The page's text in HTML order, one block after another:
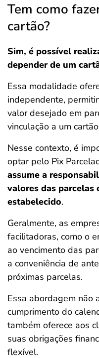
Tem como
cartão?
Sim, é possível
depender de um
Essa modalidade
independente,
valor desejado em
vinculação a um
Nesse contexto, é
optar pelo Pix
assume a
valores das parcelas
estabelecido.
Geralmente, as
facilitadoras, como o
ao vencimento das
a conveniência de
próximas parcelas.
Essa abordagem não
cumprimento do
também oferece aos
suas obrigações
flexível.